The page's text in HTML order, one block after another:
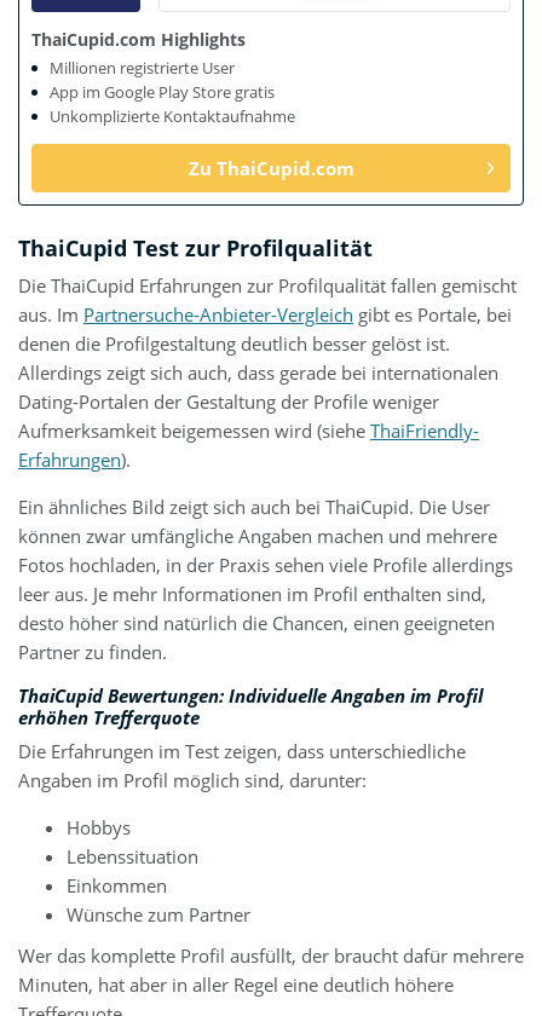
ThaiCupid.com Highlights
Millionen registrierte User
App im Google Play Store gratis
Unkomplizierte Kontaktaufnahme
Zu ThaiCupid.com
ThaiCupid Test zur Profilqualität
Die ThaiCupid Erfahrungen zur Profilqualität fallen gemischt
aus. Im Partnersuche-Anbieter-Vergleich gibt es Portale, bei
denen die Profilgestaltung deutlich besser gelöst ist.
Allerdings zeigt sich auch, dass gerade bei internationalen
Dating-Portalen der Gestaltung der Profile weniger
Aufmerksamkeit beigemessen wird (siehe ThaiFriendly-
Erfahrungen).
Ein ähnliches Bild zeigt sich auch bei ThaiCupid. Die User
können zwar umfängliche Angaben machen und mehrere
Fotos hochladen, in der Praxis sehen viele Profile allerdings
leer aus. Je mehr Informationen im Profil enthalten sind,
desto höher sind natürlich die Chancen, einen geeigneten
Partner zu finden.
ThaiCupid Bewertungen: Individuelle Angaben im Profil
erhöhen Trefferquote
Die Erfahrungen im Test zeigen, dass unterschiedliche
Angaben im Profil möglich sind, darunter:
Hobbys
Lebenssituation
Einkommen
Wünsche zum Partner
Wer das komplette Profil ausfüllt, der braucht dafür mehrere
Minuten, hat aber in aller Regel eine deutlich höhere